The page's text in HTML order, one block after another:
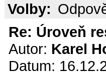
Volby:
Re: Úroveň
Autor: Karel
Datum: